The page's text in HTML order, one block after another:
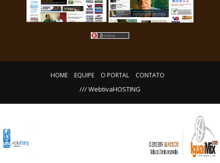
HOME EQUIPE O PORTAL CONTATO
/// WebtivaHOSTING